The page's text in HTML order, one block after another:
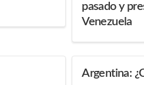
pasado y
Venezuela
Argentina: